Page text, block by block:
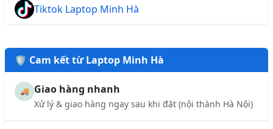
Tiktok Laptop Minh Hà
🛡️ Cam kết từ Laptop Minh Hà
🚚 Giao hàng nhanh
Xử lý & giao hàng ngay sau khi đặt (nội thành Hà Nội)